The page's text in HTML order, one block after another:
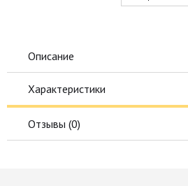
Описание
Характеристики
Отзывы (0)